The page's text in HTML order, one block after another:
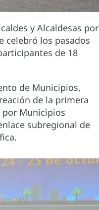
y Alcaldesas por
celebró los pasados
de 18
de Municipios,
de la primera
Municipios
subregional de